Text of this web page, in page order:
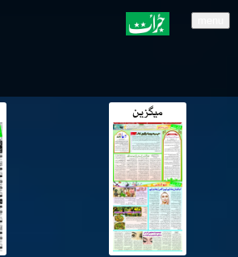
میگزین